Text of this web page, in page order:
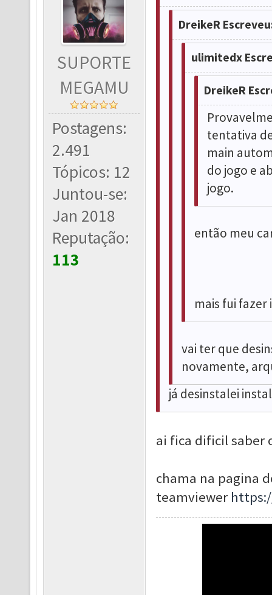
SUPORTE
MEGAMU
Postagens:
2.491
Tópicos: 12
Juntou-se:
Jan 2018
Reputação:
113
DreikeR
ulimitedx
DreikeR
tentativa
main
do jogo e
jogo.
então meu
mais fui
vai ter que
novamente,
já desinstalei
ai fica dificil saber
chama na pagina
teamviewer